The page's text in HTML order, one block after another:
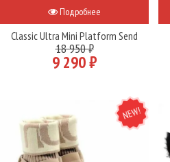
Подробнее
Classic Ultra Mini Platform Send
18 950 ₽
9 290 ₽
NEW